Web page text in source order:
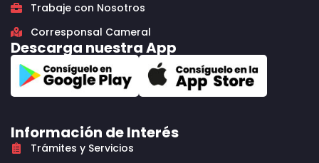
Trabaje con Nosotros
Corresponsal Cameral
Descarga nuestra App
Información de Interés
Trámites y Servicios